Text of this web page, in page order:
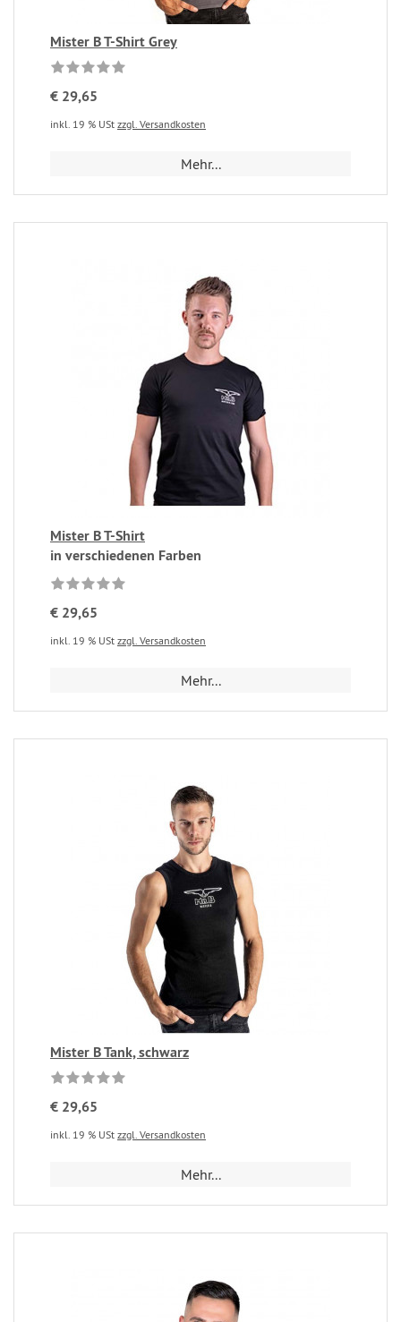
Mister B T-Shirt Grey
€ 29,65
inkl. 19 % USt zzgl. Versandkosten
Mehr...
Mister B T-Shirt
in verschiedenen Farben
€ 29,65
inkl. 19 % USt zzgl. Versandkosten
Mehr...
Mister B Tank, schwarz
€ 29,65
inkl. 19 % USt zzgl. Versandkosten
Mehr...